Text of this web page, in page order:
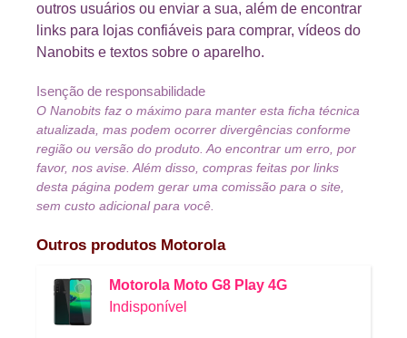
outros usuários ou enviar a sua, além de encontrar
links para lojas confiáveis para comprar, vídeos do
Nanobits e textos sobre o aparelho.
Isenção de responsabilidade
O Nanobits faz o máximo para manter esta ficha técnica
atualizada, mas podem ocorrer divergências conforme
região ou versão do produto. Ao encontrar um erro, por
favor, nos avise. Além disso, compras feitas por links
desta página podem gerar uma comissão para o site,
sem custo adicional para você.
Outros produtos Motorola
Motorola Moto G8 Play 4G
Indisponível